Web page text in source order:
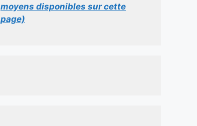
moyens disponibles sur cette
page)